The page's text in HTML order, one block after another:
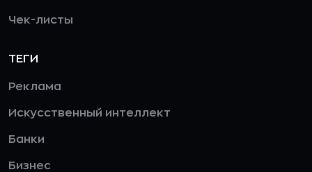
Чек-листы
ТЕГИ
Реклама
Искусственный интеллект
Банки
Бизнес